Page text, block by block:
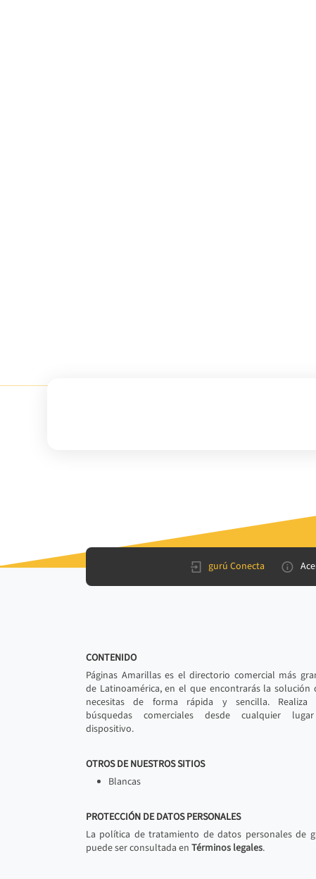
gurú Conecta
CONTENIDO
Páginas Amarillas es el directorio comercial más
de Latinoamérica, en el que encontrarás la solución
necesitas de forma rápida y sencilla. Realiza
búsquedas comerciales desde cualquier
dispositivo.
OTROS DE NUESTROS SITIOS
Blancas
PROTECCIÓN DE DATOS PERSONALES
La política de tratamiento de datos personales de
puede ser consultada en Términos legales.